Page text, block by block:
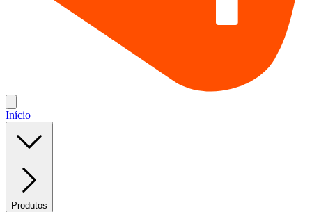
Início
Produtos